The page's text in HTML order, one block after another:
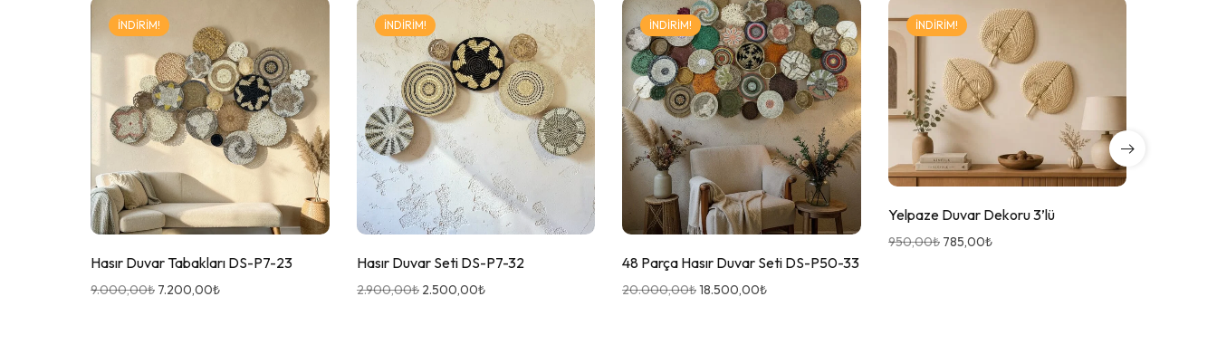
İNDIRIM!
Hasır Duvar Tabakları DS-P7-23
9.000,00₺ 7.200,00₺
İNDIRIM!
Hasır Duvar Seti DS-P7-32
2.900,00₺ 2.500,00₺
İNDIRIM!
48 Parça Hasır Duvar Seti DS-P50-33
20.000,00₺18.500,00₺
İNDIRIM!
Yelpaze Duvar Dekoru 3’lü
950,00₺ 785,00₺